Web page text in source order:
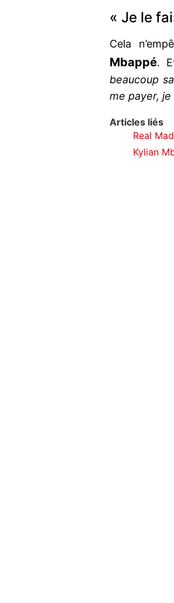
« Je le
Cela
Mbappé.
beaucoup
me payer,
Articles liés
Real
Kylian